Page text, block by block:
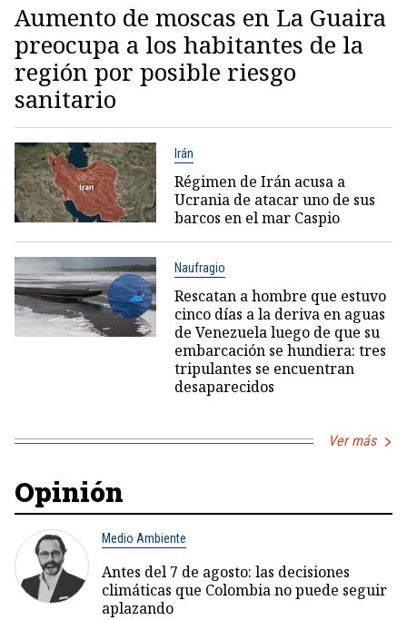
Aumento de moscas en La Guaira
preocupa a los habitantes de la
región por posible riesgo
sanitario
Irán
Régimen de Irán acusa a
Ucrania de atacar uno de sus
barcos en el mar Caspio
Naufragio
Rescatan a hombre que estuvo
cinco días a la deriva en aguas
de Venezuela luego de que su
embarcación se hundiera: tres
tripulantes se encuentran
desaparecidos
Ver más
Opinión
Medio Ambiente
Antes del 7 de agosto: las decisiones
climáticas que Colombia no puede seguir
aplazando